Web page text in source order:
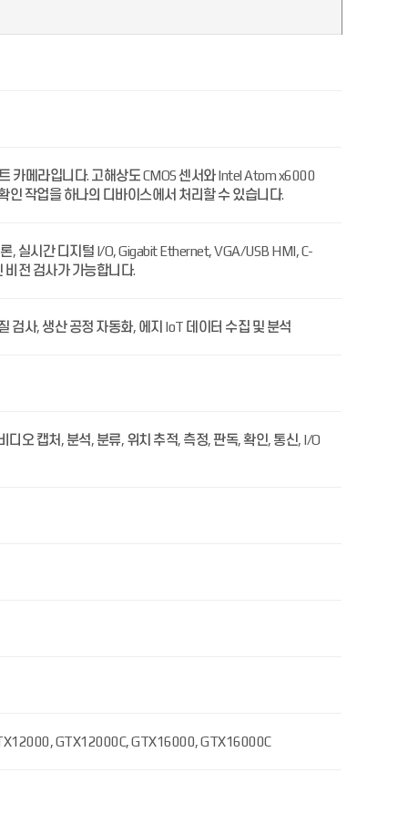
카메라입니다. 고해상도 CMOS 센서와 Intel Atom x6000
인 작업을 하나의 디바이스에서 처리할 수 있습니다.
, 실시간 디지털 I/O, Gigabit Ethernet, VGA/USB HMI, C-
비전 검사가 가능합니다.
검사, 생산 공정 자동화, 에지 IoT 데이터 수집 및 분석
오 캡처, 분석, 분류, 위치 추적, 측정, 판독, 확인, 통신, I/O
GTX12000C, GTX16000, GTX16000C